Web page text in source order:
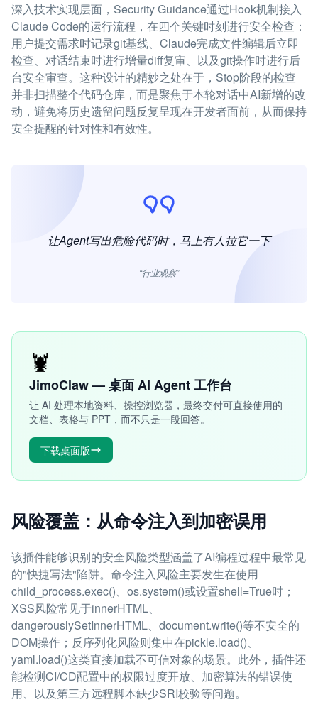
深入技术实现层面，Security Guidance通过Hook机制接入
Claude Code的运行流程，在四个关键时刻进行安全检查：
用户提交需求时记录git基线、Claude完成文件编辑后立即
检查、对话结束时进行增量diff复审、以及git操作时进行后
台安全审查。这种设计的精妙之处在于，Stop阶段的检查
并非扫描整个代码仓库，而是聚焦于本轮对话中AI新增的改
动，避免将历史遗留问题反复呈现在开发者面前，从而保持
安全提醒的针对性和有效性。
让Agent写出危险代码时，马上有人拉它一下
“行业观察”
🦞
JimoClaw — 桌面 AI Agent 工作台
让 AI 处理本地资料、操控浏览器，最终交付可直接使用的
文档、表格与 PPT，而不只是一段回答。
下载桌面版
风险覆盖：从命令注入到加密误用
该插件能够识别的安全风险类型涵盖了AI编程过程中最常见
的"快捷写法"陷阱。命令注入风险主要发生在使用
child_process.exec()、os.system()或设置shell=True时；
XSS风险常见于innerHTML、
dangerouslySetInnerHTML、document.write()等不安全的
DOM操作；反序列化风险则集中在pickle.load()、
yaml.load()这类直接加载不可信对象的场景。此外，插件还
能检测CI/CD配置中的权限过度开放、加密算法的错误使
用、以及第三方远程脚本缺少SRI校验等问题。